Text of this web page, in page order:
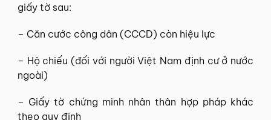
giấy tờ sau:
– Căn cước công dân (CCCD) còn hiệu lực
– Hộ chiếu (đối với người Việt Nam định cư ở nước
ngoài)
– Giấy tờ chứng minh nhân thân hợp pháp khác
theo quy định